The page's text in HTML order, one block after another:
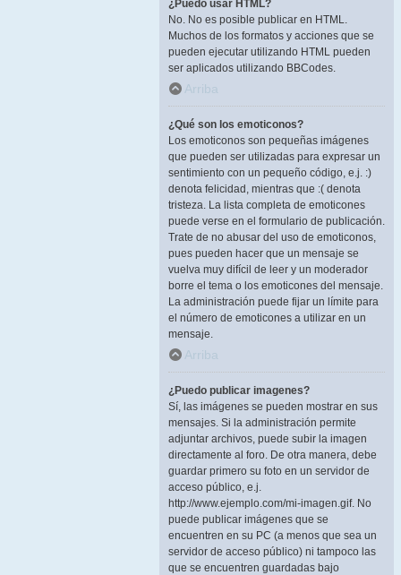
¿Puedo usar HTML?
No. No es posible publicar en HTML.
Muchos de los formatos y acciones que se
pueden ejecutar utilizando HTML pueden
ser aplicados utilizando BBCodes.
Arriba
¿Qué son los emoticonos?
Los emoticonos son pequeñas imágenes
que pueden ser utilizadas para expresar un
sentimiento con un pequeño código, e.j. :)
denota felicidad, mientras que :( denota
tristeza. La lista completa de emoticones
puede verse en el formulario de publicación.
Trate de no abusar del uso de emoticonos,
pues pueden hacer que un mensaje se
vuelva muy difícil de leer y un moderador
borre el tema o los emoticones del mensaje.
La administración puede fijar un límite para
el número de emoticones a utilizar en un
mensaje.
Arriba
¿Puedo publicar imagenes?
Sí, las imágenes se pueden mostrar en sus
mensajes. Si la administración permite
adjuntar archivos, puede subir la imagen
directamente al foro. De otra manera, debe
guardar primero su foto en un servidor de
acceso público, e.j.
http://www.ejemplo.com/mi-imagen.gif. No
puede publicar imágenes que se
encuentren en su PC (a menos que sea un
servidor de acceso público) ni tampoco las
que se encuentren guardadas bajo